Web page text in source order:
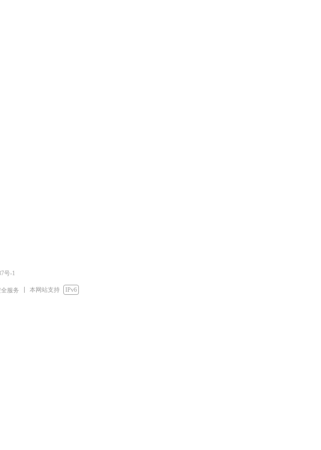
号-1
服务 本网站支持 IPv6